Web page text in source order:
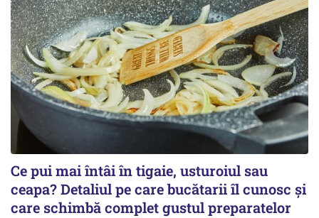
Ce pui mai întâi în tigaie, usturoiul sau
ceapa? Detaliul pe care bucătarii îl cunosc și
care schimbă complet gustul preparatelor